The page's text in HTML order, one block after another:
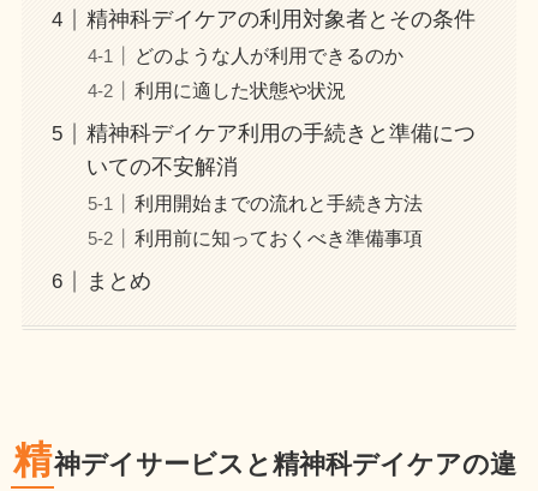
精神科デイケアの利用対象者とその条件
どのような人が利用できるのか
利用に適した状態や状況
精神科デイケア利用の手続きと準備につ
いての不安解消
利用開始までの流れと手続き方法
利用前に知っておくべき準備事項
まとめ
精神デイサービスと精神科デイケアの違